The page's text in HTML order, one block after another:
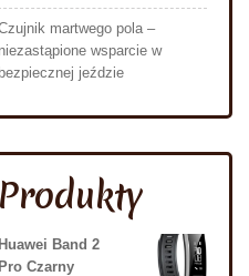
martwego pola –
niezastąpione wsparcie w
bezpiecznej jeździe
Produkty
Huawei Band 2
Pro Czarny